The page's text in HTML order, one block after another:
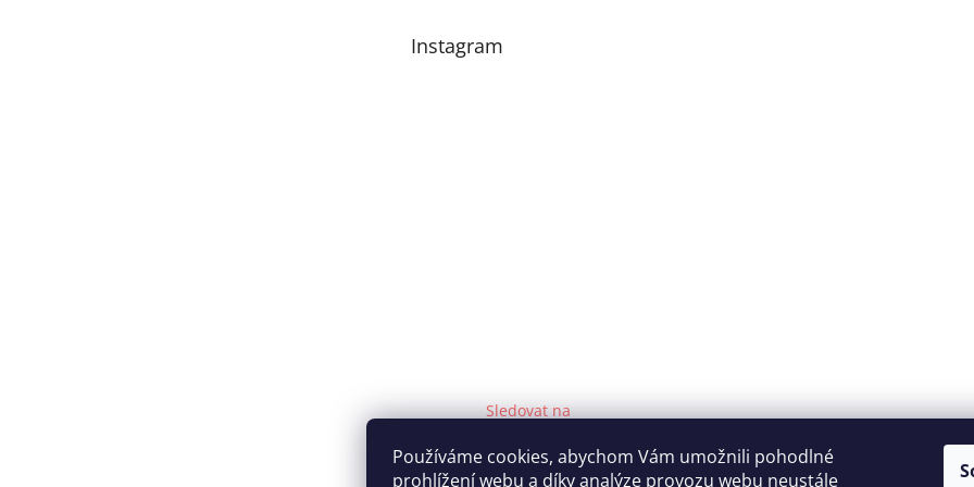
Používáme cookies, abychom Vám umožnili pohodlné
prohlížení webu a díky analýze provozu webu neustále
Instagram
Sledovat na